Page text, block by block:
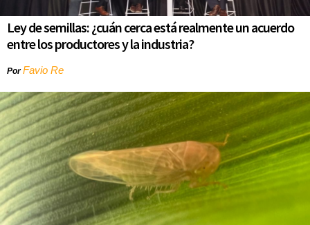
Ley de semillas: ¿cuán cerca está realmente un acuerdo
entre los productores y la industria?
PorFavio Re